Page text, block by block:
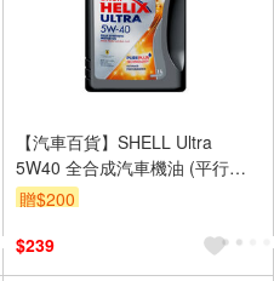
【汽車百貨】SHELL Ultra
5W40 全合成汽車機油 (平行輸
入)
贈$200
$239